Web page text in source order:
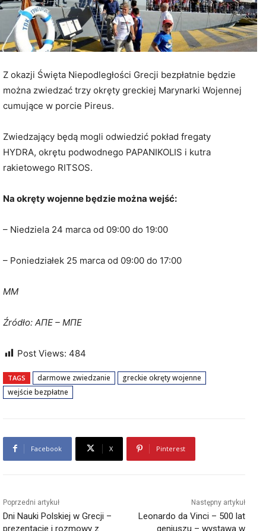
Z okazji Święta Niepodległości Grecji bezpłatnie będzie
można zwiedzać trzy okręty greckiej Marynarki Wojennej
cumujące w porcie Pireus.
Zwiedzający będą mogli odwiedzić pokład fregaty
HYDRA, okrętu podwodnego PAPANIKOLIS i kutra
rakietowego RITSOS.
Na okręty wojenne będzie można wejść:
– Niedziela 24 marca od 09:00 do 19:00
– Poniedziałek 25 marca od 09:00 do 17:00
MM
Źródło: ΑΠΕ – ΜΠΕ
Post Views: 484
TAGS darmowe zwiedzanie
greckie okręty wojenne
wejście bezpłatne
Facebook X Pinterest
Poprzedni artykuł
Dni Nauki Polskiej w Grecji –
prezentacje i rozmowy z
Następny artykuł
Leonardo da Vinci – 500 lat
geniuszu – wystawa w